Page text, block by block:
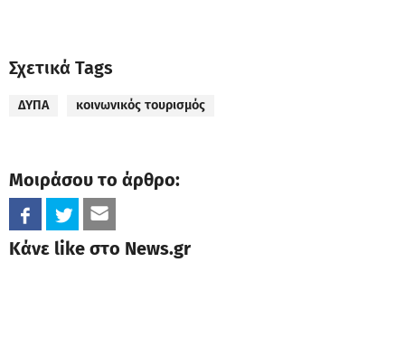
Σχετικά Tags
ΔΥΠΑ κοινωνικός τουρισμός
Μοιράσου το άρθρο:
Κάνε like στο News.gr